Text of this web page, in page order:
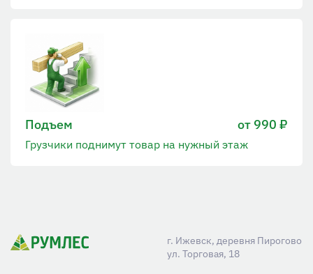
Подъем от 990 ₽
Грузчики поднимут товар на нужный этаж
г. Ижевск, деревня Пирогово
ул. Торговая, 18